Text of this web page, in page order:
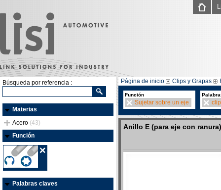
Búsqueda por referencia :
Materias
Acero (43)
Función
Palabras claves
Página de inicio Clips y Grapas
Función
Sujetar sobre un eje
Anillo E (para eje con ranura)